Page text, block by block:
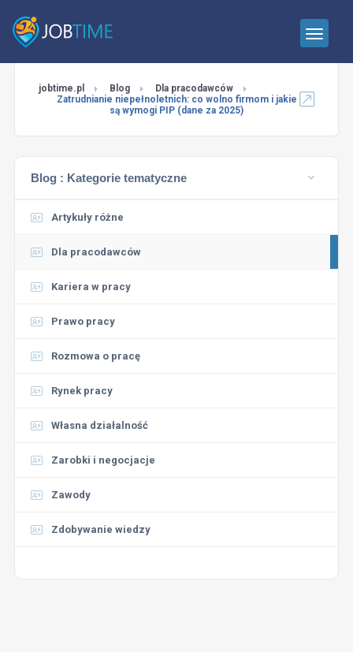
jobtime.pl Blog
Dla pracodawców
Zatrudnianie niepełnoletnich: co wolno firmom i jakie
są wymogi PIP (dane za 2025)
Blog : Kategorie tematyczne
Artykuły różne
Dla pracodawców
Kariera w pracy
Prawo pracy
Rozmowa o pracę
Rynek pracy
Własna działalność
Zarobki i negocjacje
Zawody
Zdobywanie wiedzy